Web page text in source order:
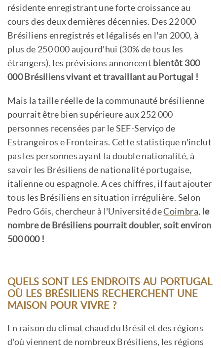
résidente enregistrant une forte croissance au
cours des deux dernières décennies. Des 22 000
Brésiliens enregistrés et légalisés en l'an 2000, à
plus de 250 000 aujourd'hui (30% de tous les
étrangers), les prévisions annoncent bientôt 300
000 Brésiliens vivant et travaillant au Portugal !
Mais la taille réelle de la communauté brésilienne
pourrait être bien supérieure aux 252 000
personnes recensées par le SEF-Serviço de
Estrangeiros e Fronteiras. Cette statistique n'inclut
pas les personnes ayant la double nationalité, à
savoir les Brésiliens de nationalité portugaise,
italienne ou espagnole. A ces chiffres, il faut ajouter
tous les Brésiliens en situation irrégulière. Selon
Pedro Góis, chercheur à l'Université deCoimbra, le
nombre de Brésiliens pourrait doubler, soit environ
500 000 !
QUELS SONT LES ENDROITS AU PORTUGAL
OÙ LES BRÉSILIENS RECHERCHENT UNE
MAISON POUR VIVRE ?
En raison du climat chaud du Brésil et des régions
d'où viennent de nombreux Brésiliens, les régions